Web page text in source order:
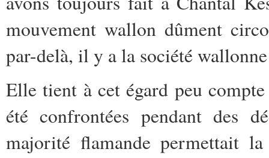
mouvement wallon dûment
par-delà, il y a la société
Elle tient à cet égard peu
été confrontées pendant des
majorité flamande permettait